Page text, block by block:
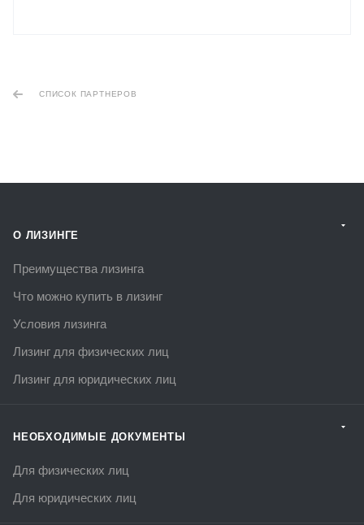
СПИСОК ПАРТНЕРОВ
О ЛИЗИНГЕ
Преимущества лизинга
Что можно купить в лизинг
Условия лизинга
Лизинг для физических лиц
Лизинг для юридических лиц
НЕОБХОДИМЫЕ ДОКУМЕНТЫ
Для физических лиц
Для юридических лиц